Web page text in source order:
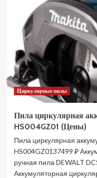
MAKITA
HS
301
DWME
HS301DWME
(Цены)
Циркулярные пилы
Пила циркулярная
HS004GZ01 (Цены)
Пила циркулярная
HS004GZ0137499 ₽
ручная пила DEWALT
Аккумуляторная